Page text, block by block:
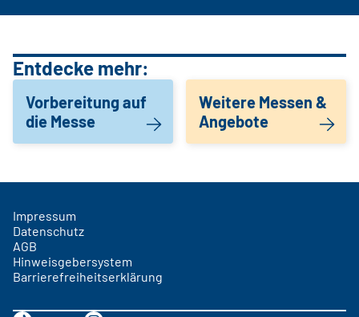
Entdecke mehr:
Vorbereitung auf
die Messe
Weitere Messen &
Angebote
Impressum
Datenschutz
AGB
Hinweisgebersystem
Barrierefreiheitserklärung